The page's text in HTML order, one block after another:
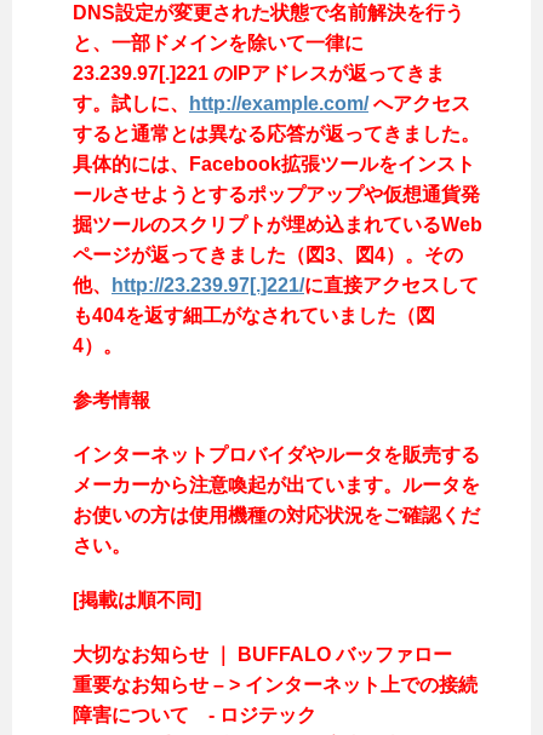
DNS設定が変更された状態で名前解決を行う
と、一部ドメインを除いて一律に
23.239.97[.]221 のIPアドレスが返ってきま
す。試しに、
http://example.com/へアクセス
すると通常とは異なる応答が返ってきました。
具体的には、Facebook拡張ツールをインスト
ールさせようとするポップアップや仮想通貨発
掘ツールのスクリプトが埋め込まれているWeb
ページが返ってきました（図3、図4）。その
他、
http://23.239.97[.]221/に直接アクセスして
も404を返す細工がなされていました（図
4）。
参考情報
インターネットプロバイダやルータを販売する
メーカーから注意喚起が出ています。ルータを
お使いの方は使用機種の対応状況をご確認くだ
さい。
[掲載は順不同]
大切なお知らせ ｜ BUFFALO バッファロー
重要なお知らせ – > インターネット上での接続
障害について - ロジテック